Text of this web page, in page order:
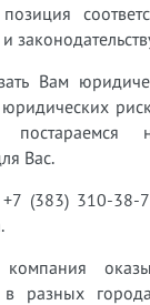
Вам
Вас.
+7 (383) 310-
в разных